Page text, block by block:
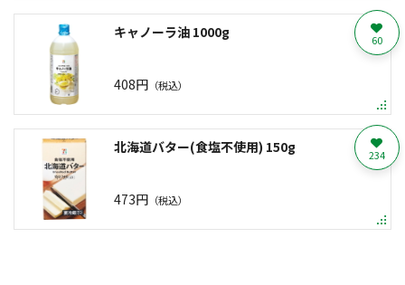
キャノーラ油 1000g
408円 （税込）
60
北海道バター(食塩不使用) 150g
473円 （税込）
234